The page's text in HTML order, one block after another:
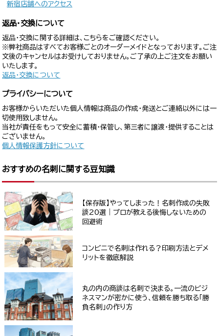
新宿店舗へのアクセス
返品・交換について
返品・交換に関する詳細は、こちらをご確認ください。
※弊社商品はすべてお客様ごとのオーダーメイドとなっております。ご注
文後のキャンセルはお受けしておりません。ご了承の上ご注文をお願い
いたします。
返品・交換について
プライバシーについて
お客様からいただいた個人情報は商品の作成・発送とご連絡以外には一
切使用致しません。
当社が責任をもって安全に蓄積・保管し、第三者に譲渡・提供することは
ございません。
個人情報保護方針について
おすすめの名刺に関する豆知識
【保存版】やってしまった！名刺作成の失敗
談20選｜プロが教える後悔しないための
回避術
コンビニで名刺は作れる？印刷方法とデメ
リットを徹底解説
丸の内の商談は名刺で決まる。一流のビジ
ネスマンが密かに使う、信頼を勝ち取る「勝
負名刺」の作り方